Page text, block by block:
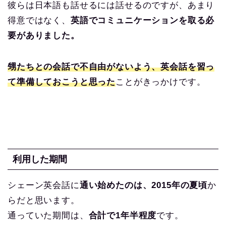
彼らは日本語も話せるには話せるのですが、あまり
得意ではなく、 英語でコミュニケーションを取る必
要がありました。
甥たちとの会話で不自由がないよう、英会話を習っ
て準備しておこうと思ったことがきっかけです。
利用した期間
シェーン英会話に通い始めたのは、2015年の夏頃か
らだと思います。
通っていた期間は、 合計で1年半程度です。